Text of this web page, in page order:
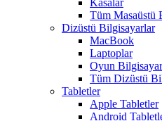
Kasalar
Tüm Masaüstü
Dizüstü Bilgisayarlar
MacBook
Laptoplar
Oyun
Tüm Dizüstü
Tabletler
Apple Tabletler
Android